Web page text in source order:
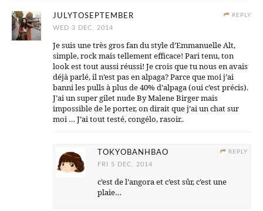
REPLY
JULYTOSEPTEMBER
WED 3 DEC, 2014
Je suis une très gros fan du style d’Emmanuelle Alt,
simple, rock mais tellement efficace! Pari tenu, ton
look est tout aussi réussi! Je crois que tu nous en avais
déjà parlé, il n’est pas en alpaga? Parce que moi j’ai
banni les pulls à plus de 40% d’alpaga (oui c’est précis).
J’ai un super gilet nude By Malene Birger mais
impossible de le porter, on dirait que j’ai un chat sur
moi … J’ai tout testé, congélo, rasoir..
REPLY
TOKYOBANHBAO
FRI 5 DEC, 2014
c’est de l’angora et c’est sûr, c’est une
plaie…